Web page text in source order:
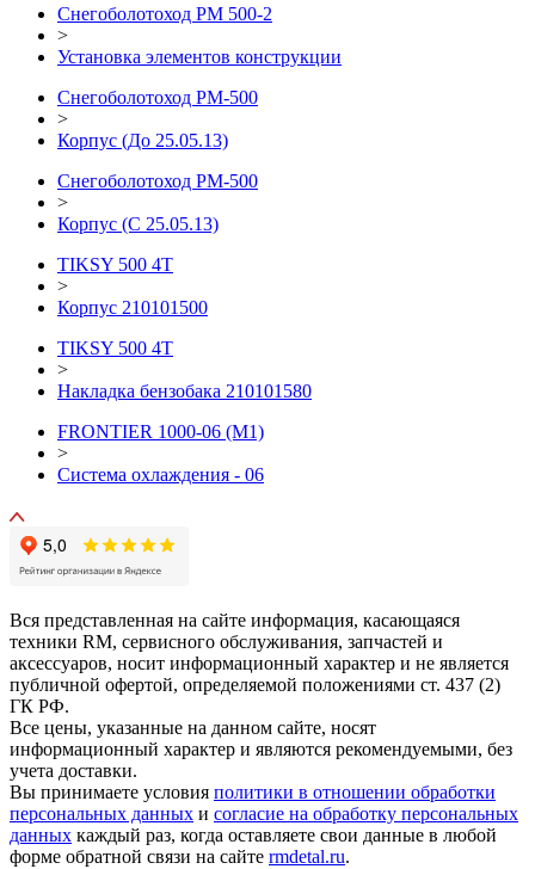
Снегоболотоход РМ 500-2
>
Установка элементов конструкции
Снегоболотоход РМ-500
>
Корпус (До 25.05.13)
Снегоболотоход РМ-500
>
Корпус (С 25.05.13)
TIKSY 500 4T
>
Корпус 210101500
TIKSY 500 4T
>
Накладка бензобака 210101580
FRONTIER 1000-06 (М1)
>
Система охлаждения - 06
Вся представленная на сайте информация, касающаяся
техники RM, сервисного обслуживания, запчастей и
аксессуаров, носит информационный характер и не является
публичной офертой, определяемой положениями ст. 437 (2)
ГК РФ.
Все цены, указанные на данном сайте, носят
информационный характер и являются рекомендуемыми, без
учета доставки.
Вы принимаете условия политики в отношении обработки
персональных данных и согласие на обработку персональных
данных каждый раз, когда оставляете свои данные в любой
форме обратной связи на сайте rmdetal.ru.